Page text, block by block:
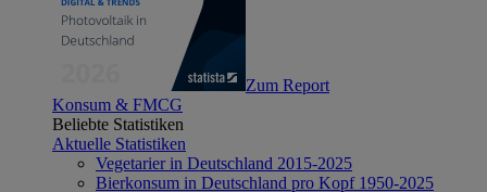
Zum Report
Konsum & FMCG
Beliebte Statistiken
Aktuelle Statistiken
Vegetarier in Deutschland 2015-2025
Bierkonsum in Deutschland pro Kopf 1950-2025